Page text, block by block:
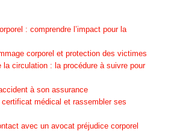
: comprendre l’impact pour la
corporel et protection des victimes
la circulation : la procédure à suivre pour
à son assurance
médical et rassembler ses
avec un avocat préjudice corporel